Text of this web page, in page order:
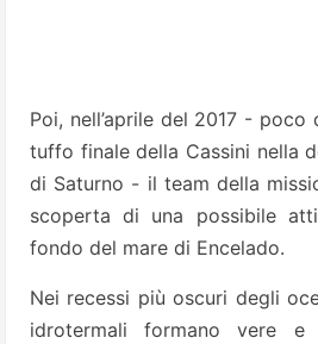
Poi, nell’aprile del 2017 -
tuffo finale della Cassini nella
di Saturno - il team della
scoperta di una possibile
fondo del mare di Encelado.
Nei recessi più oscuri degli
idrotermali formano vere e